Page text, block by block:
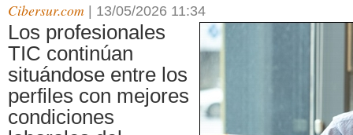
Cibersur.com 13/05/2026 11:34
Los profesionales
TIC continúan
situándose entre los
perfiles con mejores
condiciones